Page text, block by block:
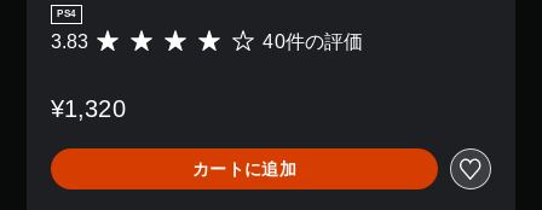
PS4
評
は
0
、
平
3.83 40件の評価
¥1,320
カートに追加